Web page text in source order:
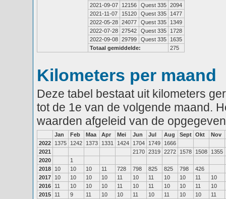
2021-09-07
12156 Quest 335 2094
2021-11-07
15120 Quest 335
1477
2022-05-28 24077 Quest 335
1349
2022-07-28 27542 Quest 335
1728
2022-09-08 29799 Quest 335
1635
Totaal gemiddelde:
275
Kilometers per maand
Deze tabel bestaat uit kilometers
tot de 1e van de volgende maand.
waarden afgeleid van de
Jan Feb Maa Apr Mei Jun Jul Aug Sept Okt
Nov
2022
1375 1242 1373 1331 1424 1704 1749
1666
2021
2170 2319 2272 1578 1508
1355
2020
1
2018
10 10 10 11 728 798 825 825 798
426
2017
10 10 10 10 11 10 11 10 10 11
10
2016
11 10 10 10 11 10 11 10 10 11
10
2015
11 9 11 10 10 11 10 11 10 10
11